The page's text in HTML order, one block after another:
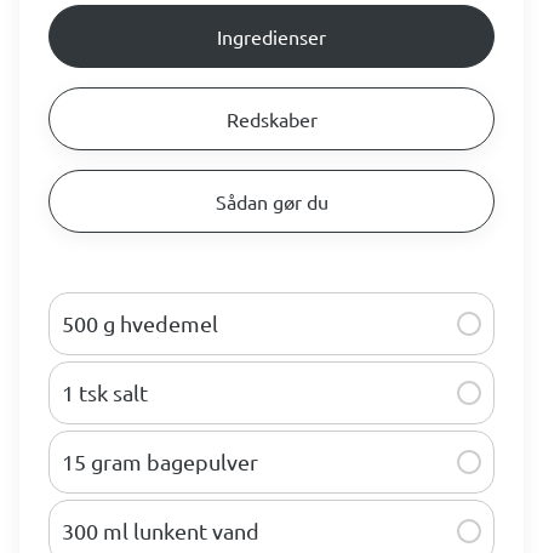
Ingredienser
Redskaber
Sådan gør du
500 g hvedemel
1 tsk salt
15 gram bagepulver
300 ml lunkent vand